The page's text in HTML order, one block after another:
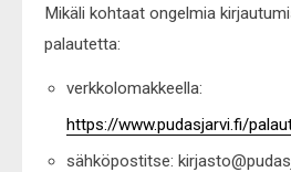
Mikäli kohtaat ongelmia
palautetta:
verkkolomakkeella:
https://www.pudasjarvi.fi/
sähköpostitse: